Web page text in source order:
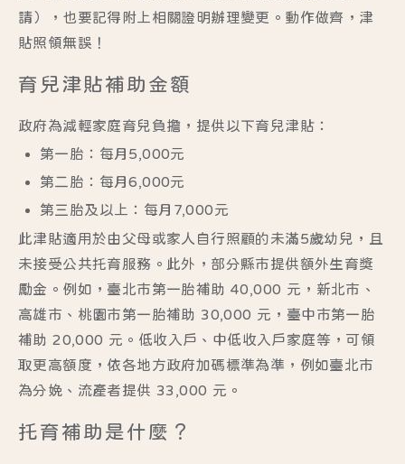
請），也要記得附上相關證明辦理變更。動作做齊，津
貼照領無誤！
育兒津貼補助金額
政府為減輕家庭育兒負擔，提供以下育兒津貼：​
第一胎：​每月5,000元
第二胎：​每月6,000元​
第三胎及以上：​每月7,000元​
此津貼適用於由父母或家人自行照顧的未滿5歲幼兒 ，且
未接受公共托育服務 。​此外，部分縣市提供額外生育獎
勵金。例如， 臺北市第一胎補助 40,000 元， 新北市 、
高雄市 、 桃園市第一胎補助 30,000 元， 臺中市第一胎
補助 20,000 元。低收入戶、中低收入戶家庭等，可領
取更高額度，依各地方政府加碼標準為準，例如臺北市
為分娩、流產者提供 33,000 元。
托育補助是什麼？